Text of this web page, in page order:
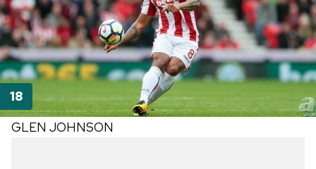
GLEN JOHNSON